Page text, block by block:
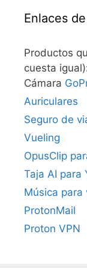
Enlaces
Productos
cuesta
Cámara
Auriculares
Seguro de
Vueling
OpusClip
Taja AI para
Música para
ProtonMail
Proton VPN